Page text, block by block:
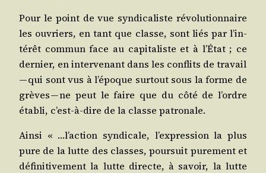
Pour le point de vue syn­di­ca­liste révo­lu­tion­naire
les ouvriers, en tant que classe, sont liés par l’in­
té­rêt com­mun face au capi­ta­liste et à l’É­tat ; ce
der­nier, en inter­ve­nant dans les conflits de tra­vail
— qui sont vus à l’é­poque sur­tout sous la forme de
grèves — ne peut le faire que du côté de l’ordre
éta­bli, c’est-à-dire de la classe patronale.
Ain­si « …l’ac­tion syn­di­cale, l’ex­pres­sion la plus
pure de la lutte des classes, pour­suit pure­ment et
défi­ni­ti­ve­ment la lutte directe, à savoir, la lutte